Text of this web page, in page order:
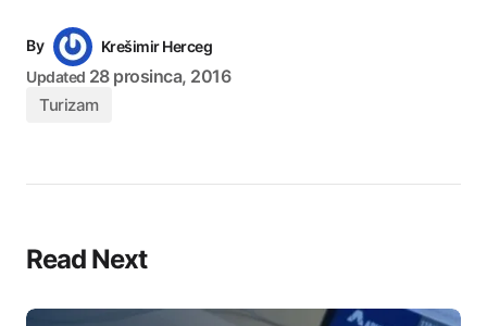
By
Krešimir Herceg
Updated 28 prosinca, 2016
Turizam
Read Next